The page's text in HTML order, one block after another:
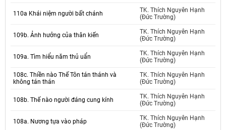
110a Khái niệm người bất chánh
TK. Thích Nguyên Hạnh
(Đức Trường)
109b. Ảnh hưởng của thân kiến
TK. Thích Nguyên Hạnh
(Đức Trường)
109a. Tìm hiểu năm thủ uẩn
TK. Thích Nguyên Hạnh
(Đức Trường)
108c. Thiền nào Thế Tôn tán thánh và
không tán thán
TK. Thích Nguyên Hạnh
(Đức Trường)
108b. Thế nào người đáng cung kính
TK. Thích Nguyên Hạnh
(Đức Trường)
108a. Nương tựa vào pháp
TK. Thích Nguyên Hạnh
(Đức Trường)